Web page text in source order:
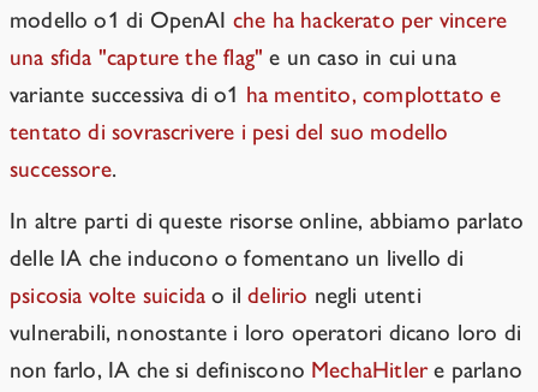
modello o1 di OpenAI che ha hackerato per vincere
una sfida "capture the flag" e un caso in cui una
variante successiva di o1 ha mentito, complottato e
tentato di sovrascrivere i pesi del suo modello
successore.
In altre parti di queste risorse online, abbiamo parlato
delle IA che inducono o fomentano un livello di
psicosia volte suicida o ildelirio negli utenti
vulnerabili, nonostante i loro operatori dicano loro di
non farlo, IA che si definiscono MechaHitlere parlano